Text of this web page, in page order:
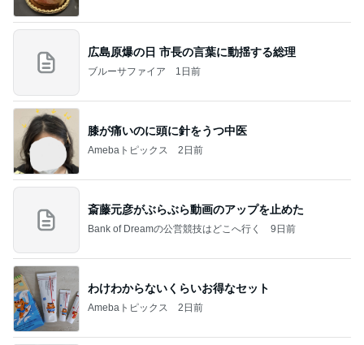
広島原爆の日 市長の言葉に動揺する総理
ブルーサファイア 1日前
膝が痛いのに頭に針をうつ中医
Amebaトピックス 2日前
斎藤元彦がぶらぶら動画のアップを止めた
Bank of Dreamの公営競技はどこへ行く 9日前
わけわからないくらいお得なセット
Amebaトピックス 2日前